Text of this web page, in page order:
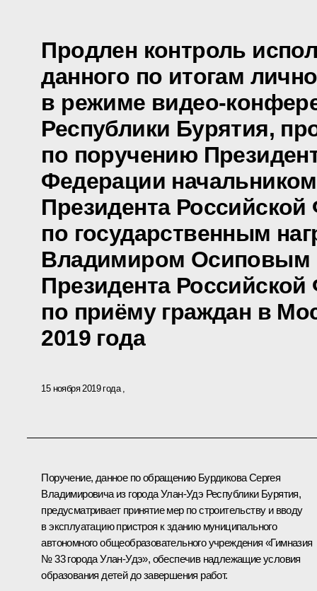
Продлен контроль
данного по итогам
в режиме видео-
Республики Бурятия,
по поручению
Федерации
Президента
по государственным
Владимиром Осиповым
Президента
по приёму граждан в
2019 года
15 ноября 2019 года
Поручение, данное по обращению Бурдикова Сергея
Владимировича из города Улан-Удэ Республики Бурятия,
предусматривает принятие мер по строительству и вводу
в эксплуатацию пристроя к зданию муниципального
автономного общеобразовательного учреждения «Гимназия
№ 33 города Улан-Удэ», обеспечив надлежащие условия
образования детей до завершения работ.